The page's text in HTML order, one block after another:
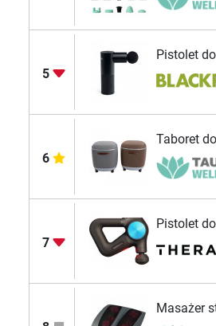
5
Pistolet
6
Taboret
7
Pistolet
Masażer